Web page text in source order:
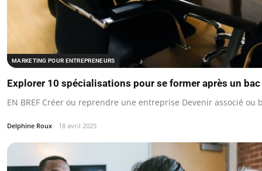
MARKETING POUR ENTREPRENEURS
Explorer 10 spécialisations pour se former après un
EN BREF Créer ou reprendre une entreprise Devenir associé
Delphine Roux 18 avril 2025